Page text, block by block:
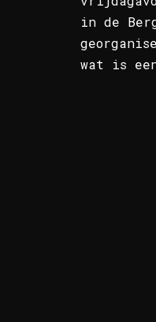
in de
wat is